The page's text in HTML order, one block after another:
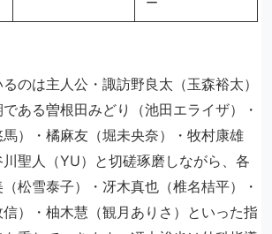
のは主人公・諏訪野良太（玉森裕太）
ある曽根田みどり（池田エライザ）・
）・橘麻友（堀未央奈）・牧村康雄
川聖人（YU）と切磋琢磨しながら、各
松雪泰子）・冴木真也（椎名桔平）・
）・柚木慧（観月ありさ）といった指